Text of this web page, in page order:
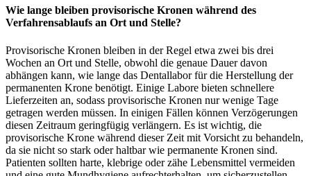
Wie lange bleiben provisorische Kronen während des
Verfahrensablaufs an Ort und Stelle?
Provisorische Kronen bleiben in der Regel etwa zwei bis drei
Wochen an Ort und Stelle, obwohl die genaue Dauer davon
abhängen kann, wie lange das Dentallabor für die Herstellung der
permanenten Krone benötigt. Einige Labore bieten schnellere
Lieferzeiten an, sodass provisorische Kronen nur wenige Tage
getragen werden müssen. In einigen Fällen können Verzögerungen
diesen Zeitraum geringfügig verlängern. Es ist wichtig, die
provisorische Krone während dieser Zeit mit Vorsicht zu behandeln,
da sie nicht so stark oder haltbar wie permanente Kronen sind.
Patienten sollten harte, klebrige oder zähe Lebensmittel vermeiden